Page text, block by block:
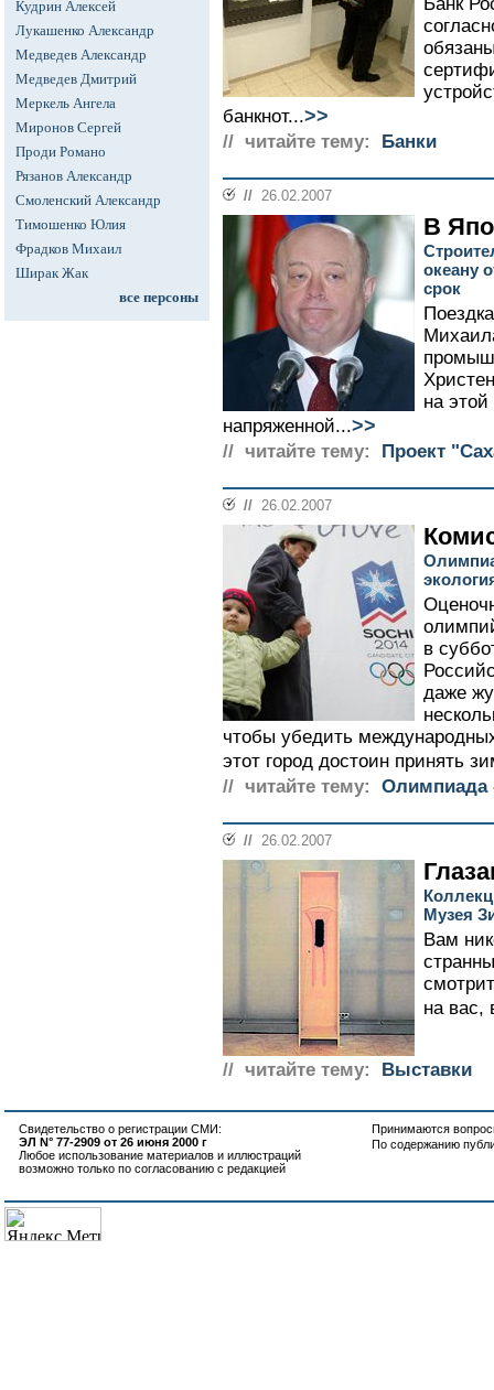
Кудрин Алексей
Лукашенко Александр
Медведев Александр
Медведев Дмитрий
Меркель Ангела
Миронов Сергей
Проди Романо
Рязанов Александр
Смоленский Александр
Тимошенко Юлия
Фрадков Михаил
Ширак Жак
все персоны
банкнот...>>
// читайте тему: Банки
// 26.02.2007
В
океану
срок
на
напряженной...>>
// читайте тему: Проект
// 26.02.2007
в
даже
чтобы убедить
этот город достоин принять
// читайте тему:
Олимпиада
// 26.02.2007
Музея
Вам
на вас,
// читайте тему: Выставки
Свидетельство о регистрации СМИ:
ЭЛ N° 77-2909 от 26 июня 2000 г
Любое использование материалов и иллюстраций
возможно только по согласованию с редакцией
Принимаются
По содержанию